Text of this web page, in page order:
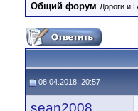
Общий форум Дороги и
08.04.2018, 20:57
sean2008